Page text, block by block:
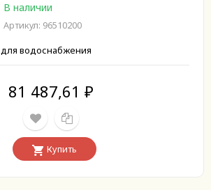
В наличии
Артикул: 96510200
для водоснабжения
81 487,61 ₽
Купить